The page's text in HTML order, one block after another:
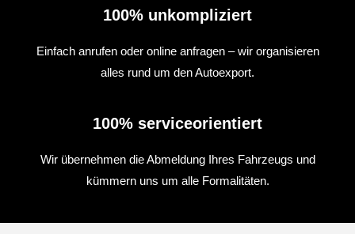
100% unkompliziert
Einfach anrufen oder online anfragen – wir organisieren
alles rund um den Autoexport.
100% serviceorientiert
Wir übernehmen die Abmeldung Ihres Fahrzeugs und
kümmern uns um alle Formalitäten.